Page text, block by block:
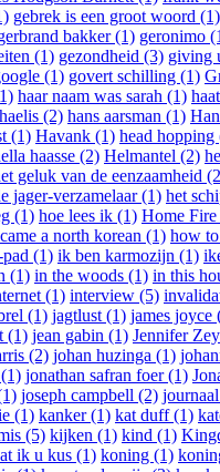
gebrek is een groot woord (1)
bakker (1) geronimo
(1) gezondheid (3) giving
(1) govert schilling (1)
haar naam was sarah (1)
(2) hans aarsman (1)
(1) Havank (1) head hopping
haasse (2) Helmantel (2)
geluk van de eenzaamheid
jager-verzamelaar (1) het
(1) hoe lees ik (1) Home
a north korean (1) how
(1) ik ben karmozijn (1)
(1) in the woods (1) in this
(1) interview (5)
(1) jagtlust (1) james joyce
(1) jean gabin (1) Jennifer
(2) johan huzinga (1)
jonathan safran foer (1)
joseph campbell (2)
(1) kanker (1) kat duff (1)
(5) kijken (1) kind (1)
ik u kus (1) koning (1)